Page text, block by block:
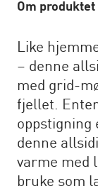
Om produktet
Like
– denne
med grid-
fjellet.
oppstigning
denne
varme med
bruke som